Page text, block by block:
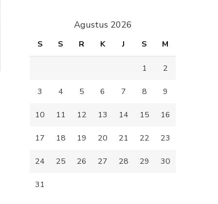
Agustus 2026
S S R K J S M
1 2
3 4 5 6 7 8 9
10 11 12 13 14 15 16
17 18 19 20 21 22 23
24 25 26 27 28 29 30
31